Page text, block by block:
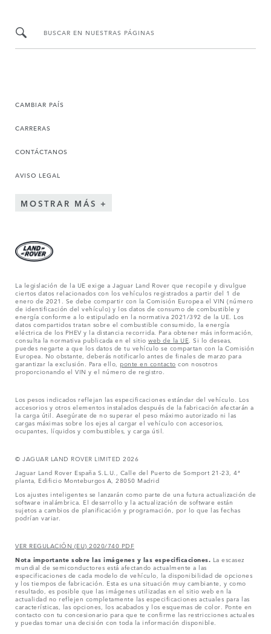
BUSCAR EN NUESTRAS PÁGINAS
CAMBIAR PAÍS
CARRERAS
CONTÁCTANOS
AVISO LEGAL
MOSTRAR MÁS
La legislación de la UE exige a Jaguar Land Rover que recopile y divulgue
ciertos datos relacionados con los vehículos registrados a partir del 1 de
enero de 2021. Se debe compartir con la Comisión Europea el VIN (número
de identificación del vehículo) y los datos de consumo de combustible y
energía conforme a lo estipulado en la normativa 2021/392 de la UE. Los
datos compartidos tratan sobre el combustible consumido, la energía
eléctrica de los PHEV y la distancia recorrida. Para obtener más información,
consulta la normativa publicada en el sitio web de la UE . Si lo deseas,
puedes negarte a que los datos de tu vehículo se compartan con la Comisión
Europea. No obstante, deberás notificarlo antes de finales de marzo para
garantizar la exclusión. Para ello, ponte en contacto con nosotros
proporcionando el VIN y el número de registro.
Los pesos indicados reflejan las especificaciones estándar del vehículo. Los
accesorios y otros elementos instalados después de la fabricación afectarán a
la carga útil. Asegúrate de no superar el peso máximo autorizado ni las
cargas máximas sobre los ejes al cargar el vehículo con accesorios,
ocupantes, líquidos y combustibles, y carga útil.
© JAGUAR LAND ROVER LIMITED 2026
Jaguar Land Rover España S.L.U., Calle del Puerto de Somport 21-23, 4ª
planta, Edificio Monteburgos A, 28050 Madrid
Los ajustes inteligentes se lanzarán como parte de una futura actualización de
software inalámbrica. El desarrollo y la actualización de software están
sujetos a cambios de planificación y programación, por lo que las fechas
podrían variar.
VER REGULACIÓN (EU) 2020/740 PDF
Nota importante sobre las imágenes y las especificaciones. La escasez
mundial de semiconductores está afectando actualmente a las
especificaciones de cada modelo de vehículo, la disponibilidad de opciones
y los tiempos de fabricación. Esta es una situación muy cambiante, y como
resultado, es posible que las imágenes utilizadas en el sitio web en la
actualidad no reflejen completamente las especificaciones actuales para las
características, las opciones, los acabados y los esquemas de color. Ponte en
contacto con tu concesionario para que te confirme las restricciones actuales
y puedas tomar una decisión con toda la información disponible.